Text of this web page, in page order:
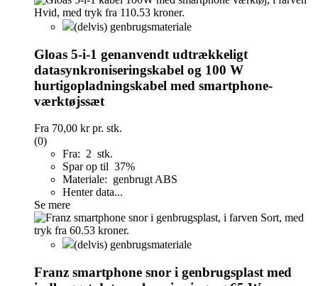
(delvis) genbrugsmateriale
Gloas 5-i-1 genanvendt udtrækkeligt
datasynkroniseringskabel og 100 W
hurtigopladningskabel med smartphone-
værktøjssæt
Fra 70,00 krpr. stk.
(0)
Fra: 2 stk.
Spar op til 37%
Materiale: genbrugt ABS
Henter data...
Se mere
(delvis) genbrugsmateriale
Franz smartphone snor i genbrugsplast med